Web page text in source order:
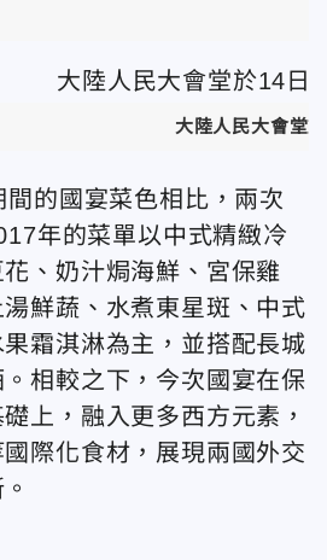
大陸人民大會堂
的國宴菜色相比，兩次
年的菜單以中式精緻冷
、奶汁焗海鮮、宮保雞
鮮蔬、水煮東星斑、中式
霜淇淋為主，並搭配長城
相較之下，今次國宴在保
上，融入更多西方元素，
際化食材，展現兩國外交